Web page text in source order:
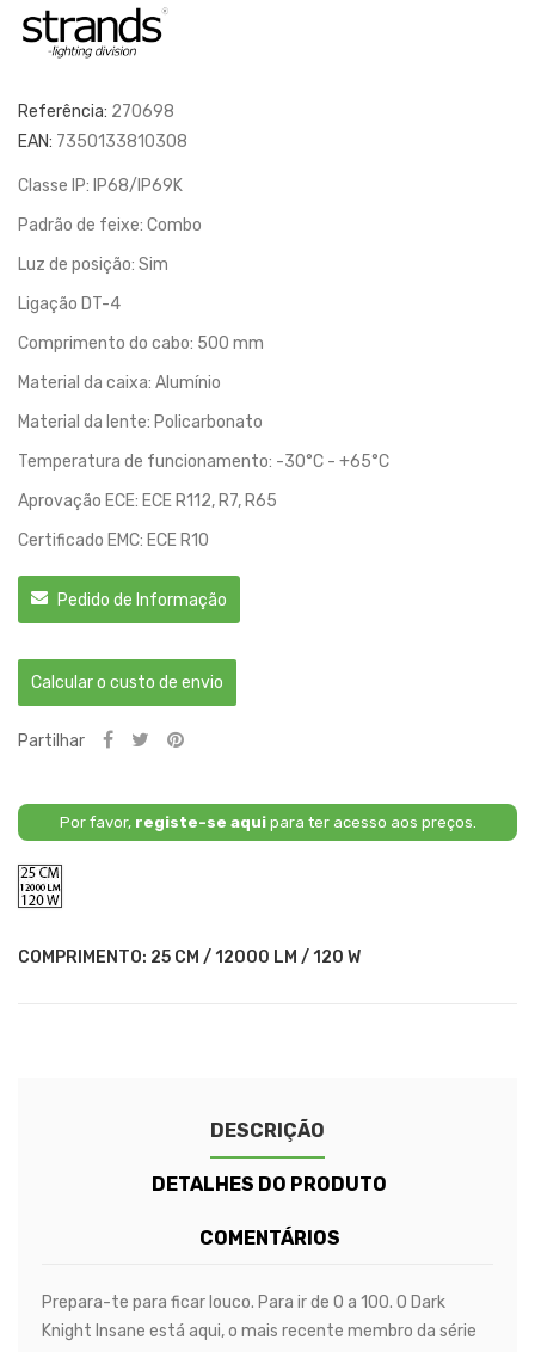
Referência: 270698
EAN: 7350133810308
Classe IP: IP68/IP69K
Padrão de feixe: Combo
Luz de posição: Sim
Ligação DT-4
Comprimento do cabo: 500 mm
Material da caixa: Alumínio
Material da lente: Policarbonato
Temperatura de funcionamento: -30°C - +65°C
Aprovação ECE: ECE R112, R7, R65
Certificado EMC: ECE R10
Pedido de Informação
Calcular o custo de envio
Partilhar
Por favor, registe-se aquipara ter acesso aos preços.
COMPRIMENTO: 25 CM / 12000 LM / 120 W
CM
LM
DESCRIÇÃO
DETALHES DO PRODUTO
COMENTÁRIOS
Prepara-te para ficar louco. Para ir de 0 a 100. O Dark
Knight Insane está aqui, o mais recente membro da série